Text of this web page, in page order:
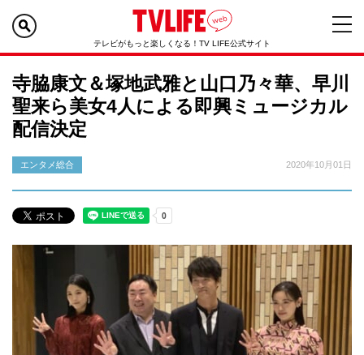
テレビがもっと楽しくなる！TV LIFE公式サイト
寺脇康文＆塚地武雅と山口乃々華、早川
聖来ら美女4人による即興ミュージカル
配信決定
エンタメ総合 2020年10月01日